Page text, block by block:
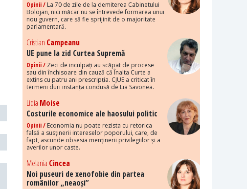
Opinii / La 70 de zile de la demiterea Cabinetului
Bolojan, nici măcar nu se întrevede formarea unui
nou guvern, care să fie sprijinit de o majoritate
parlamentară.
Cristian Campeanu
UE pune la zid Curtea Supremă
Opinii / Zeci de inculpați au scăpat de procese
sau din închisoare din cauză că Înalta Curte a
extins cu patru ani prescripția. CJUE a criticat în
termeni duri instanța condusă de Lia Savonea.
Lidia Moise
Costurile economice ale haosului politic
Opinii / Economia nu poate rezista cu retorica
falsă a susținerii intereselor poporului, care, de
fapt, ascunde obsesia menținerii privilegiilor și a
averilor unor caste.
Melania Cincea
Noi puseuri de xenofobie din partea
românilor „neaoși”